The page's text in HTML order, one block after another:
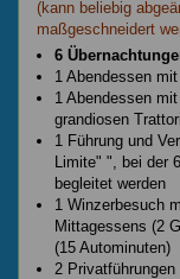
(kann beliebig
maßgeschneidert
6
1 Abendessen
1 Abendessen
grandiosen
1 Führung und
Limite" ", bei der
begleitet werden
1 Winzerbesuch
Mittagessens (2
(15 Autominuten)
2